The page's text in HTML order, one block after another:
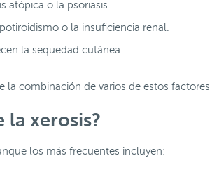
atópica o la psoriasis.
o la insuficiencia renal.
la sequedad cutánea.
la combinación de varios de estos factores.
la xerosis?
los más frecuentes incluyen: